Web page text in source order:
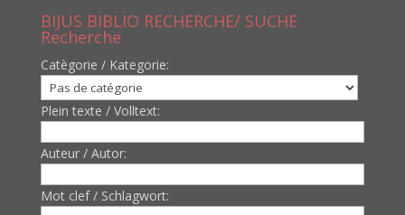
BIJUS BIBLIO RECHERCHE/ SUCHE
Recherche
Catègorie / Kategorie:
Plein texte / Volltext:
Auteur / Autor:
Mot clef / Schlagwort: